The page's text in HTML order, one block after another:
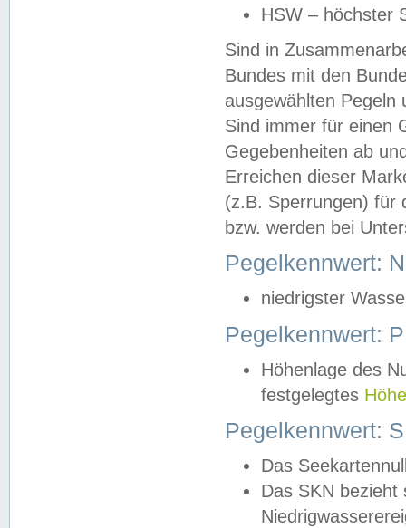
HSW – höchster
Sind in
Bundes mit den
ausgewählten
Sind immer für einen
Gegebenheiten ab
Erreichen dieser
(z.B. Sperrungen) für
bzw. werden bei
Pegelkennwert:
niedrigster
Pegelkennwert:
Höhenlage des
festgelegtes
Pegelkennwert:
Das
Das SKN